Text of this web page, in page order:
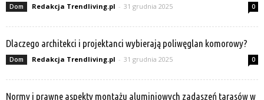
Dom Redakcja Trendliving.pl - 31 grudnia 2025 0
Dlaczego architekci i projektanci wybierają poliwęglan komorowy?
Dom Redakcja Trendliving.pl - 31 grudnia 2025 0
Normy i prawne aspekty montażu aluminiowych zadaszeń tarasów w